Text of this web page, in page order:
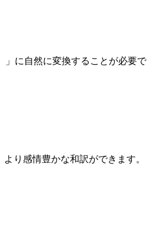
」に自然に変換することが必要で
り感情豊かな和訳ができます。